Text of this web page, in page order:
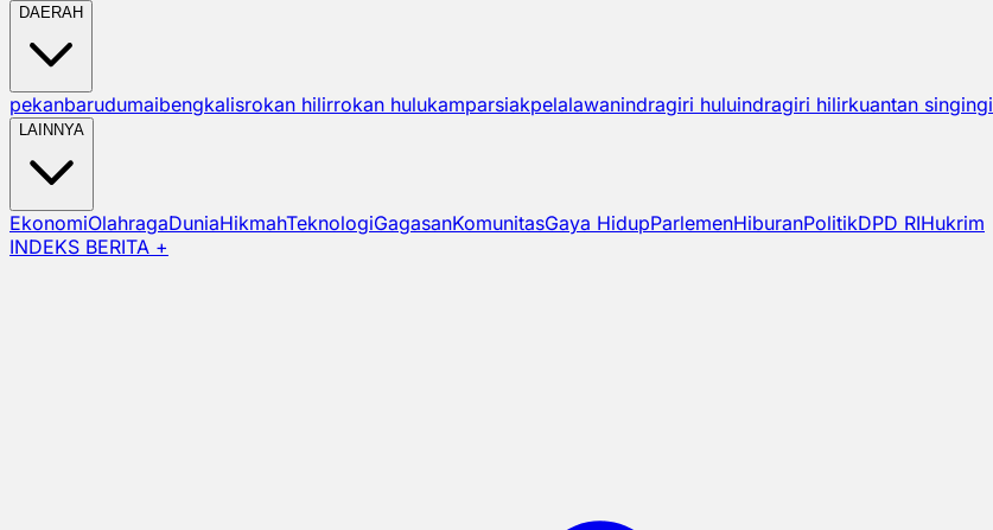
DAERAH
pekanbarudumaibengkalisrokan hilirrokan hulukamparsiakpelalawanindragiri huluindragiri hilirkuantan singingi
LAINNYA
EkonomiOlahragaDuniaHikmahTeknologiGagasanKomunitasGaya HidupParlemenHiburanPolitikDPD RIHukrim
INDEKS BERITA +